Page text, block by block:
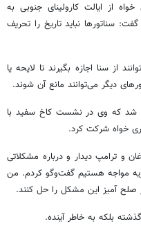
از ایالت کارولینای جنوبی به
سناتورها نباید تاریخ را تحریف
از سنا اجازه بگیرند تا لایحه یا
دیگر می‌توانند مانع آن شوند.
شد که وی در نشست کاخ سفید با
خواه شرکت کرد.
و ترامپ دیدار و درباره مشکلاتی
مواجه هستیم گفت‌وگو کردم. من
صلح آمیز این مشکل را حل کنند.
بلکه به خاطر آینده.